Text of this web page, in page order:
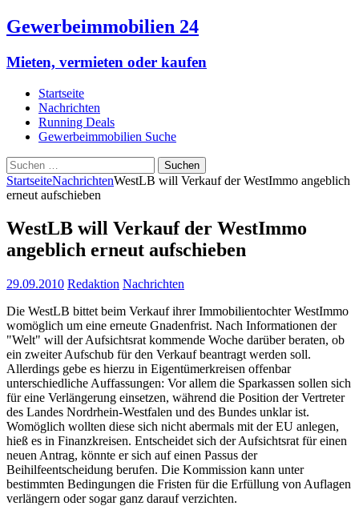
Gewerbeimmobilien 24
Mieten, vermieten oder kaufen
Startseite
Nachrichten
Running Deals
Gewerbeimmobilien Suche
Suchen
nach:
StartseiteNachrichtenWestLB will Verkauf der WestImmo angeblich
erneut aufschieben
WestLB will Verkauf der WestImmo
angeblich erneut aufschieben
29.09.2010 Redaktion Nachrichten
Die WestLB bittet beim Verkauf ihrer Immobilientochter WestImmo
womöglich um eine erneute Gnadenfrist. Nach Informationen der
"Welt" will der Aufsichtsrat kommende Woche darüber beraten, ob
ein zweiter Aufschub für den Verkauf beantragt werden soll.
Allerdings gebe es hierzu in Eigentümerkreisen offenbar
unterschiedliche Auffassungen: Vor allem die Sparkassen sollen sich
für eine Verlängerung einsetzen, während die Position der Vertreter
des Landes Nordrhein-Westfalen und des Bundes unklar ist.
Womöglich wollten diese sich nicht abermals mit der EU anlegen,
hieß es in Finanzkreisen. Entscheidet sich der Aufsichtsrat für einen
neuen Antrag, könnte er sich auf einen Passus der
Beihilfeentscheidung berufen. Die Kommission kann unter
bestimmten Bedingungen die Fristen für die Erfüllung von Auflagen
verlängern oder sogar ganz darauf verzichten.